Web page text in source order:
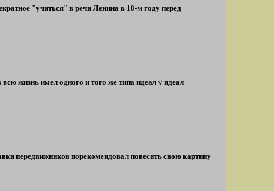
"учиться" в речи Ленина в 18-м году перед
жизнь имел одного и того же типа идеал √ идеал
передвижников порекомендовал повесить свою картину